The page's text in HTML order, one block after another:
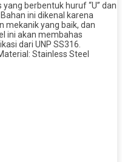
berbentuk huruf “U” dan
ini dikenal karena
mekanik yang baik, dan
ini akan membahas
dari UNP SS316.
Stainless Steel